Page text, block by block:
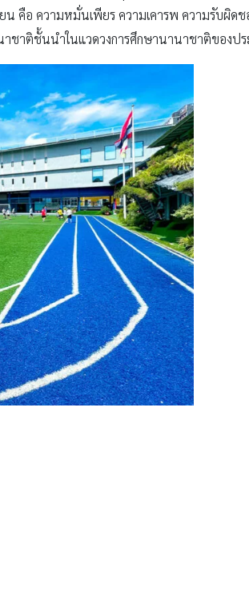
คือ ความหมั่นเพียร ความเคารพ ความรับผิ
ชาติชั้นนำในแวดวงการศึกษานานาชาติของปร